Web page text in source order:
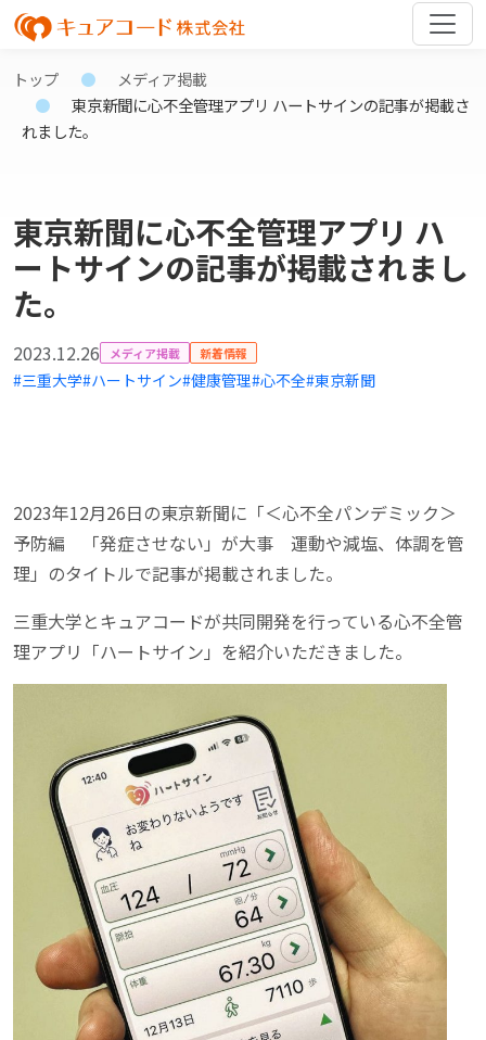
トップ
メディア掲載
東京新聞に心不全管理アプリ ハートサインの記事が掲載さ
れました。
東京新聞に心不全管理アプリ ハ
ートサインの記事が掲載されまし
た。
2023.12.26 メディア掲載 新着情報
#三重大学#ハートサイン#健康管理#心不全#東京新聞
2023年12月26日の東京新聞に「＜心不全パンデミック＞
予防編 「発症させない」が大事 運動や減塩、体調を管
理」のタイトルで記事が掲載されました。
三重大学とキュアコードが共同開発を行っている心不全管
理アプリ「ハートサイン」を紹介いただきました。